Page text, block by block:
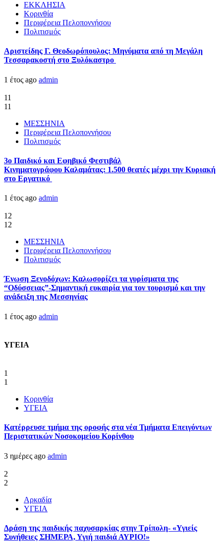
ΕΚΚΛΗΣΙΑ
Κορινθία
Περιφέρεια Πελοποννήσου
Πολιτισμός
Αριστείδης Γ. Θεοδωρόπουλος: Μηνύματα από τη Μεγάλη
Τεσσαρακοστή στο Ξυλόκαστρο
1 έτος ago admin
11
11
ΜΕΣΣΗΝΙΑ
Περιφέρεια Πελοποννήσου
Πολιτισμός
3ο Παιδικό και Εφηβικό Φεστιβάλ
Κινηματογράφου Καλαμάτας: 1.500 θεατές μέχρι την Κυριακή
στο Εργατικό
1 έτος ago admin
12
12
ΜΕΣΣΗΝΙΑ
Περιφέρεια Πελοποννήσου
Πολιτισμός
Ένωση Ξενοδόχων: Καλωσορίζει τα γυρίσματα της
“Οδύσσειας”-Σημαντική ευκαιρία για τον τουρισμό και την
ανάδειξη της Μεσσηνίας
1 έτος ago admin
ΥΓΕΙΑ
1
1
Κορινθία
ΥΓΕΙΑ
Kατέρρευσε τμήμα της οροφής στα νέα Τμήματα Επειγόντων
Περιστατικών Νοσοκομείου Κορίνθου
3 ημέρες ago admin
2
2
Αρκαδία
ΥΓΕΙΑ
Δράση της παιδικής παχυσαρκίας στην Τρίπολη- «Υγιείς
Συνήθειες ΣΗΜΕΡΑ, Υγιή παιδιά ΑΥΡΙΟ!»